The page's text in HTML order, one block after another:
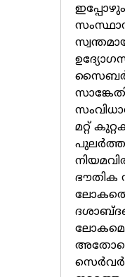
സൈബര്‍
മറ്റ്
ഭൗതിക
സെര്‍വര്‍